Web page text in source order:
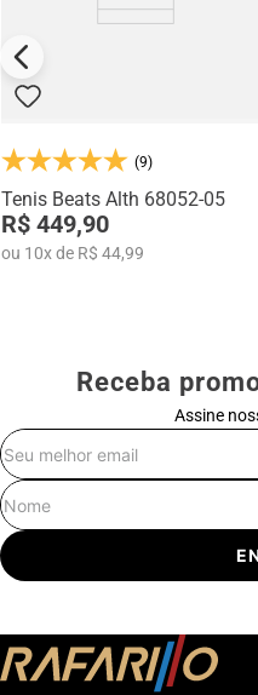
(9)
Tenis Beats Alth 68052-05
R$ 449,90
ou 10xde R$ 44,99
Receba
Assine